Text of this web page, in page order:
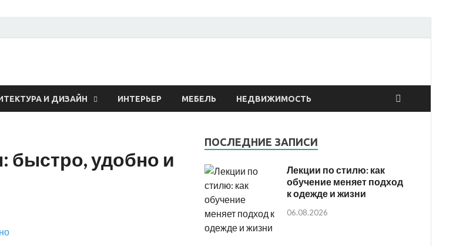
и ремонтах
И ДИЗАЙН ИНТЕРЬЕР МЕБЕЛЬ НЕДВИЖИМОСТЬ
быстро, удобно и
ПОСЛЕДНИЕ ЗАПИСИ
Лекции по стилю: как
обучение меняет подход
к одежде и жизни
06.08.2026